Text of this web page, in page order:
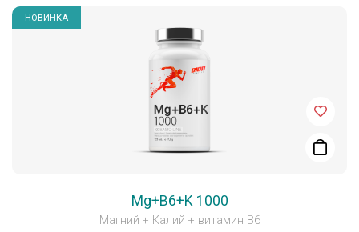
НОВИНКА
Mg+B6+K 1000
Магний + Калий + витамин B6